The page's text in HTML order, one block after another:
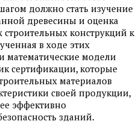
должно стать изучение
древесины и оценка
строительных конструкций к
в ходе этих
математические модели
сертификации, которые
материалов
своей продукции,
эффективно
зданий.